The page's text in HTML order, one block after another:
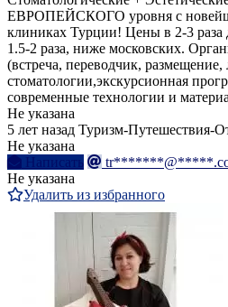
ЕВРОПЕЙСКОГО уровня с
клиниках Турции! Цены в 2-3 раза
1.5-2 раза, ниже московских.
(встреча, переводчик,
стоматологии,экскурсионная
современные технологии и
Не указана
5 лет назад Туризм-Путешествия-
Не указана
Написать
Не указана
Удалить из избранного